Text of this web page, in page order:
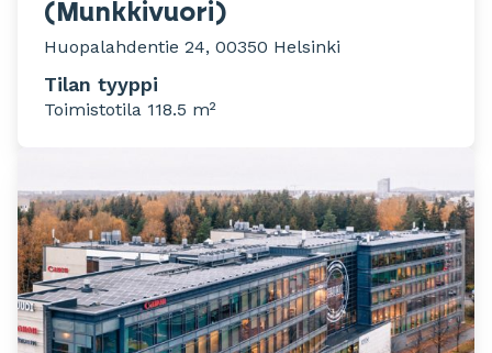
(Munkkivuori)
Huopalahdentie 24, 00350 Helsinki
Tilan tyyppi
Toimistotila 118.5 m²